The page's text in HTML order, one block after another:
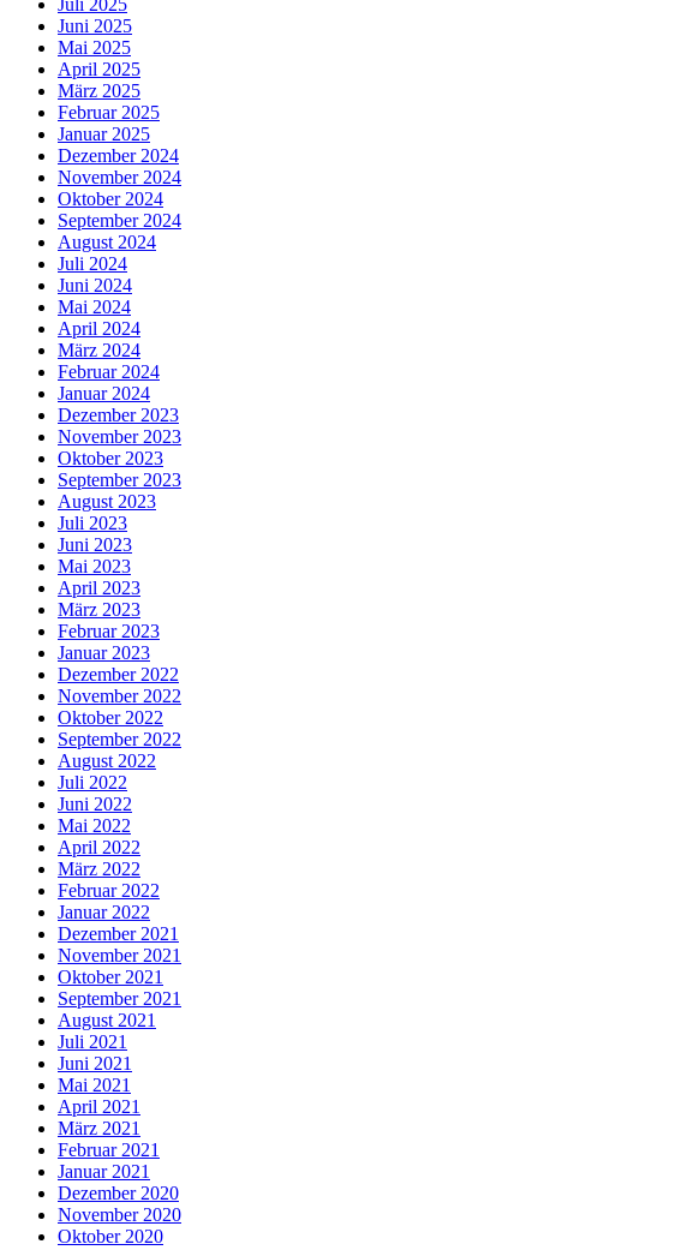
Juni 2025
Mai 2025
April 2025
März 2025
Februar 2025
Januar 2025
Dezember 2024
November 2024
Oktober 2024
September 2024
August 2024
Juli 2024
Juni 2024
Mai 2024
April 2024
März 2024
Februar 2024
Januar 2024
Dezember 2023
November 2023
Oktober 2023
September 2023
August 2023
Juli 2023
Juni 2023
Mai 2023
April 2023
März 2023
Februar 2023
Januar 2023
Dezember 2022
November 2022
Oktober 2022
September 2022
August 2022
Juli 2022
Juni 2022
Mai 2022
April 2022
März 2022
Februar 2022
Januar 2022
Dezember 2021
November 2021
Oktober 2021
September 2021
August 2021
Juli 2021
Juni 2021
Mai 2021
April 2021
März 2021
Februar 2021
Januar 2021
Dezember 2020
November 2020
Oktober 2020